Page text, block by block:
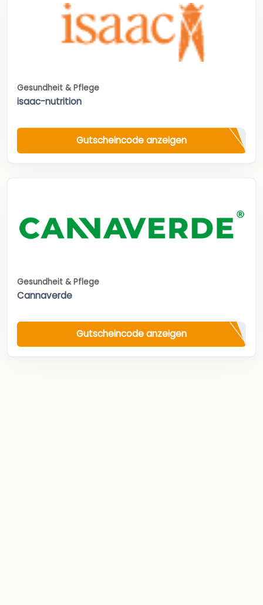
Gesundheit & Pflege
isaac-nutrition
Gutscheincode anzeigen
Gesundheit & Pflege
Cannaverde
Gutscheincode anzeigen